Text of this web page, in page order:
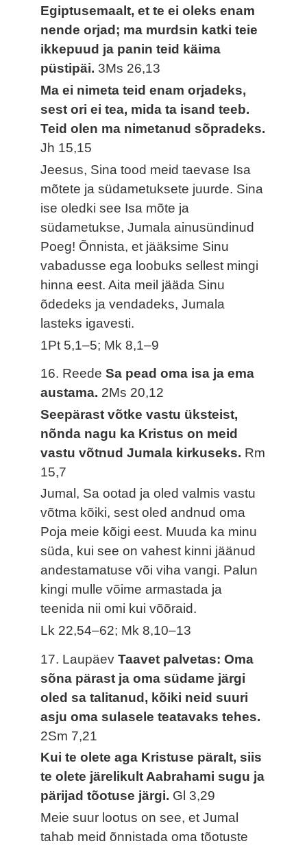
Egiptusemaalt, et te ei oleks enam
nende orjad; ma murdsin katki teie
ikkepuud ja panin teid käima
püstipäi.3Ms 26,13
Ma ei nimeta teid enam orjadeks,
sest ori ei tea, mida ta isand teeb.
Teid olen ma nimetanud sõpradeks.
Jh 15,15
Jeesus, Sina tood meid taevase Isa
mõtete ja südametuksete juurde. Sina
ise oledki see Isa mõte ja
südametukse, Jumala ainusündinud
Poeg! Õnnista, et jääksime Sinu
vabadusse ega loobuks sellest mingi
hinna eest. Aita meil jääda Sinu
õdedeks ja vendadeks, Jumala
lasteks igavesti.
1Pt 5,1–5; Mk 8,1–9
16. ReedeSa pead oma isa ja ema
austama. 2Ms 20,12
Seepärast võtke vastu üksteist,
nõnda nagu ka Kristus on meid
vastu võtnud Jumala kirkuseks. Rm
15,7
Jumal, Sa ootad ja oled valmis vastu
võtma kõiki, sest oled andnud oma
Poja meie kõigi eest. Muuda ka minu
süda, kui see on vahest kinni jäänud
andestamatuse või viha vangi. Palun
kingi mulle võime armastada ja
teenida nii omi kui võõraid.
Lk 22,54–62; Mk 8,10–13
17. LaupäevTaavet palvetas: Oma
sõna pärast ja oma südame järgi
oled sa talitanud, kõiki neid suuri
asju oma sulasele teatavaks tehes.
2Sm 7,21
Kui te olete aga Kristuse päralt, siis
te olete järelikult Aabrahami sugu ja
pärijad tõotuse järgi. Gl 3,29
Meie suur lootus on see, et Jumal
tahab meid õnnistada oma tõotuste